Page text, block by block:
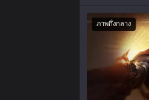
ภาพกึ่งกลาง